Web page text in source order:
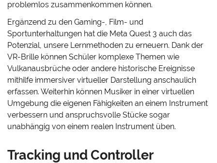
problemlos zusammenkommen können.
Ergänzend zu den Gaming-, Film- und
Sportunterhaltungen hat die Meta Quest 3 auch das
Potenzial, unsere Lernmethoden zu erneuern. Dank der
VR-Brille können Schüler komplexe Themen wie
Vulkanausbrüche oder andere historische Ereignisse
mithilfe immersiver virtueller Darstellung anschaulich
erfassen. Weiterhin können Musiker in einer virtuellen
Umgebung die eigenen Fähigkeiten an einem Instrument
verbessern und anspruchsvolle Stücke sogar
unabhängig von einem realen Instrument üben.
Tracking und Controller